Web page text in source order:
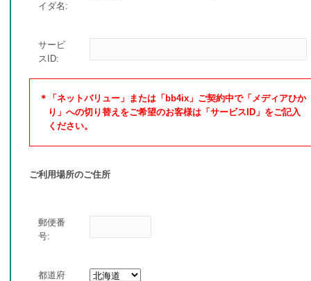
イダ名:
サービ
スID:
＊「ネットバリュー」または「bb4ix」ご契約中で「メディアひか
り」への切り替えをご希望のお客様は「サービスID」をご記入
ください。
ご利用場所のご住所
郵便番
号:
都道府